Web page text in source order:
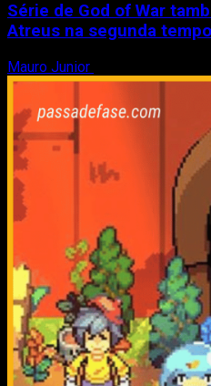
Série de God of War
Atreus na segunda
Mauro Junior